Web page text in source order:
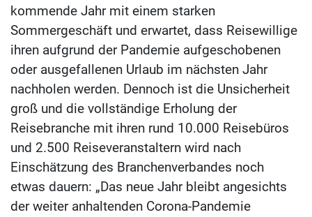
kommende Jahr mit einem starken
Sommergeschäft und erwartet, dass Reisewillige
ihren aufgrund der Pandemie aufgeschobenen
oder ausgefallenen Urlaub im nächsten Jahr
nachholen werden. Dennoch ist die Unsicherheit
groß und die vollständige Erholung der
Reisebranche mit ihren rund 10.000 Reisebüros
und 2.500 Reiseveranstaltern wird nach
Einschätzung des Branchenverbandes noch
etwas dauern: „Das neue Jahr bleibt angesichts
der weiter anhaltenden Corona-Pandemie